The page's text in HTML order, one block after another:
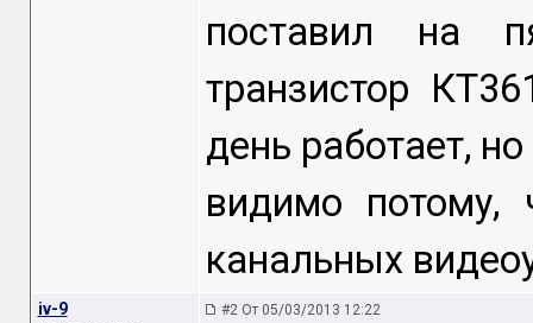
поставил на
транзистор
день работает,
видимо потому,
канальных
iv-9 #2 От 05/03/2013 12:22